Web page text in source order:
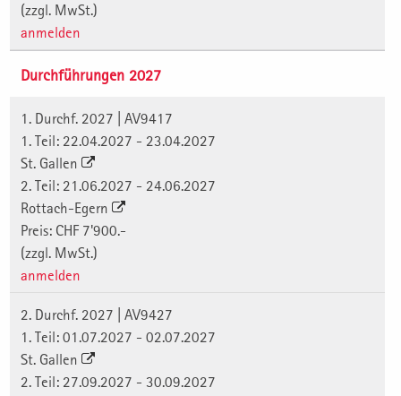
(zzgl. MwSt.)
anmelden
Durchführungen 2027
1. Durchf. 2027 | AV9417
1. Teil: 22.04.2027 - 23.04.2027
St. Gallen
2. Teil: 21.06.2027 - 24.06.2027
Rottach-Egern
Preis: CHF 7'900.-
(zzgl. MwSt.)
anmelden
2. Durchf. 2027 | AV9427
1. Teil: 01.07.2027 - 02.07.2027
St. Gallen
2. Teil: 27.09.2027 - 30.09.2027